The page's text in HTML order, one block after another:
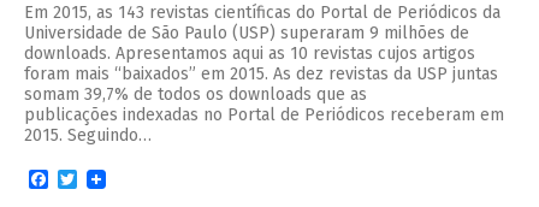
Em 2015, as 143 revistas científicas do Portal de Periódicos da
Universidade de São Paulo (USP) superaram 9 milhões de
downloads. Apresentamos aqui as 10 revistas cujos artigos
foram mais “baixados” em 2015. As dez revistas da USP juntas
somam 39,7% de todos os downloads que as
publicações indexadas no Portal de Periódicos receberam em
2015. Seguindo…
Facebook
Twitter